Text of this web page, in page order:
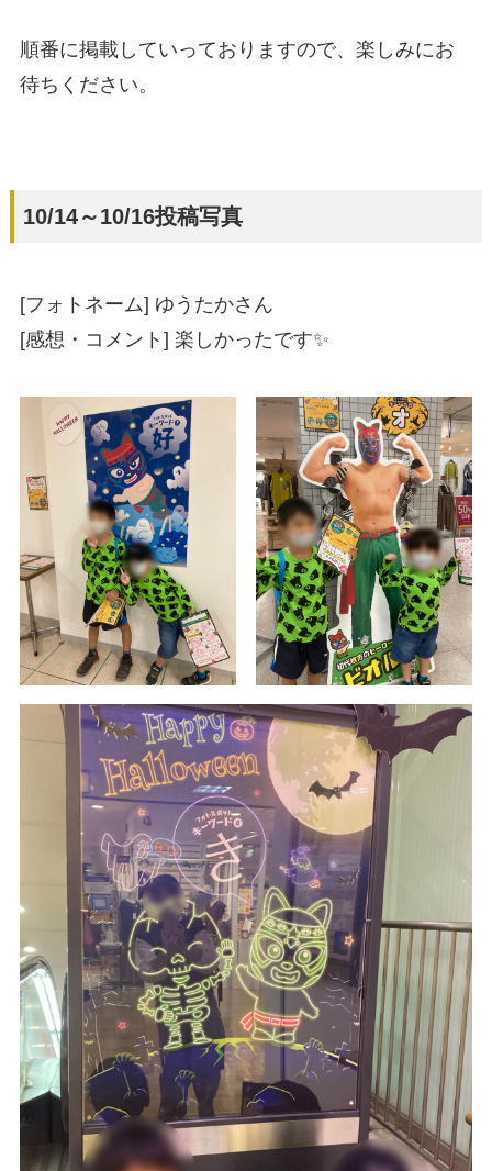
順番に掲載していっておりますので、楽しみにお
待ちください。
10/14～10/16投稿写真
[フォトネーム] ゆうたかさん
[感想・コメント] 楽しかったです✨